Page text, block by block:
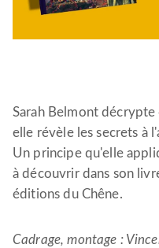
Sarah Belmont
elle révèle les secrets à
Un principe qu'elle
à découvrir dans son
éditions du Chêne.
Cadrage, montage :